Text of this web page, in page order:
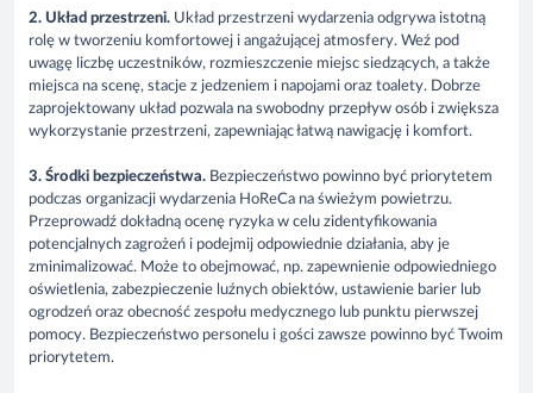
2. Układ przestrzeni. Układ przestrzeni wydarzenia odgrywa istotną
rolę w tworzeniu komfortowej i angażującej atmosfery. Weź pod
uwagę liczbę uczestników, rozmieszczenie miejsc siedzących, a także
miejsca na scenę, stacje z jedzeniem i napojami oraz toalety. Dobrze
zaprojektowany układ pozwala na swobodny przepływ osób i zwiększa
wykorzystanie przestrzeni, zapewniając łatwą nawigację i komfort.
3. Środki bezpieczeństwa. Bezpieczeństwo powinno być priorytetem
podczas organizacji wydarzenia HoReCa na świeżym powietrzu.
Przeprowadź dokładną ocenę ryzyka w celu zidentyfikowania
potencjalnych zagrożeń i podejmij odpowiednie działania, aby je
zminimalizować. Może to obejmować, np. zapewnienie odpowiedniego
oświetlenia, zabezpieczenie luźnych obiektów, ustawienie barier lub
ogrodzeń oraz obecność zespołu medycznego lub punktu pierwszej
pomocy. Bezpieczeństwo personelu i gości zawsze powinno być Twoim
priorytetem.